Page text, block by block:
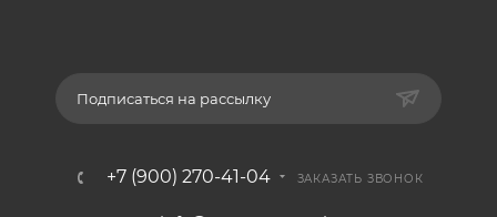
Подписаться на рассылку
+7 (900) 270-41-04 ЗАКАЗАТЬ ЗВОНОК